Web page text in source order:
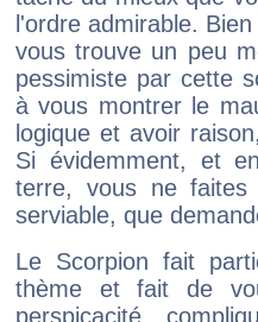
l'ordre admirable.
vous trouve un peu
pessimiste par cette
à vous montrer le
logique et avoir
Si évidemment, et
terre, vous ne
serviable, que
Le Scorpion fait
thème et fait de
perspicacité,